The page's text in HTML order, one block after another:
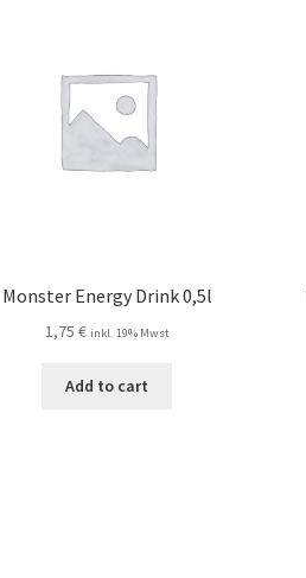
Monster Energy Drink 0,5l
1,75 € inkl. 19% Mwst
Add to cart